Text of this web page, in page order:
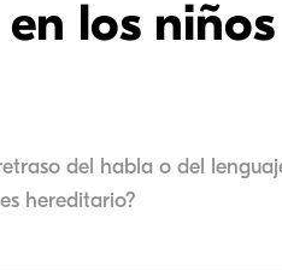
los niños
del habla o del
hereditario?